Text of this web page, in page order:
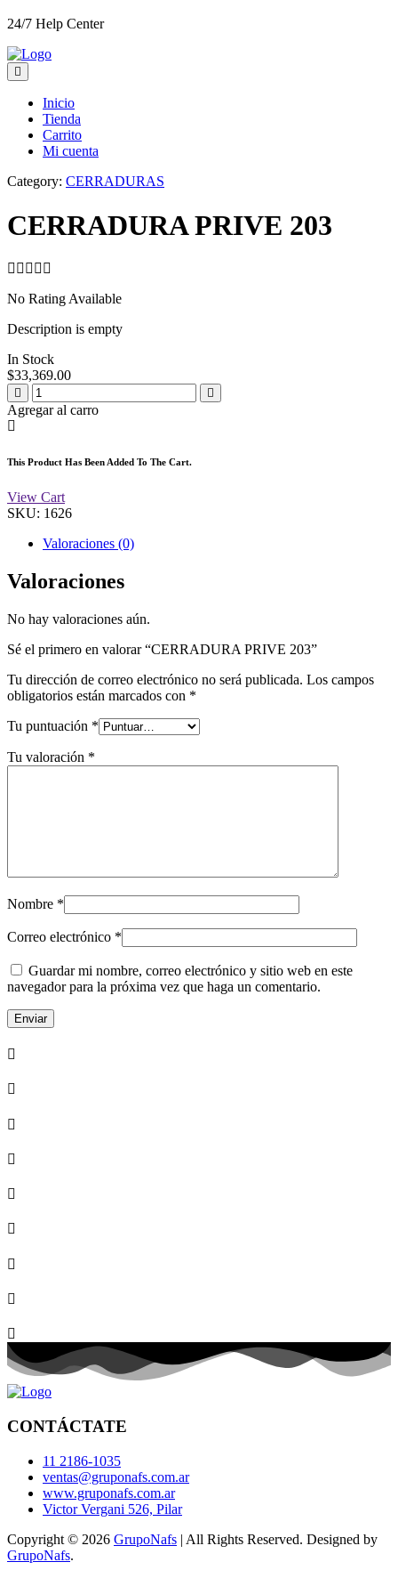
24/7 Help Center
Inicio
Tienda
Carrito
Mi cuenta
Category: CERRADURAS
CERRADURA PRIVE 203
No Rating Available
Description is empty
In Stock
$33,369.00
Agregar al carro
This Product Has Been Added To The Cart.
View Cart
SKU: 1626
Valoraciones (0)
Valoraciones
No hay valoraciones aún.
Sé el primero en valorar “CERRADURA PRIVE 203”
Tu dirección de correo electrónico no será publicada. Los campos
obligatorios están marcados con *
Tu puntuación *
Tu valoración *
Nombre *
Correo electrónico *
Guardar mi nombre, correo electrónico y sitio web en este
navegador para la próxima vez que haga un comentario.
CONTÁCTATE
11 2186-1035
ventas@gruponafs.com.ar
www.gruponafs.com.ar
Victor Vergani 526, Pilar
Copyright © 2026 GrupoNafs | All Rights Reserved. Designed by
GrupoNafs.